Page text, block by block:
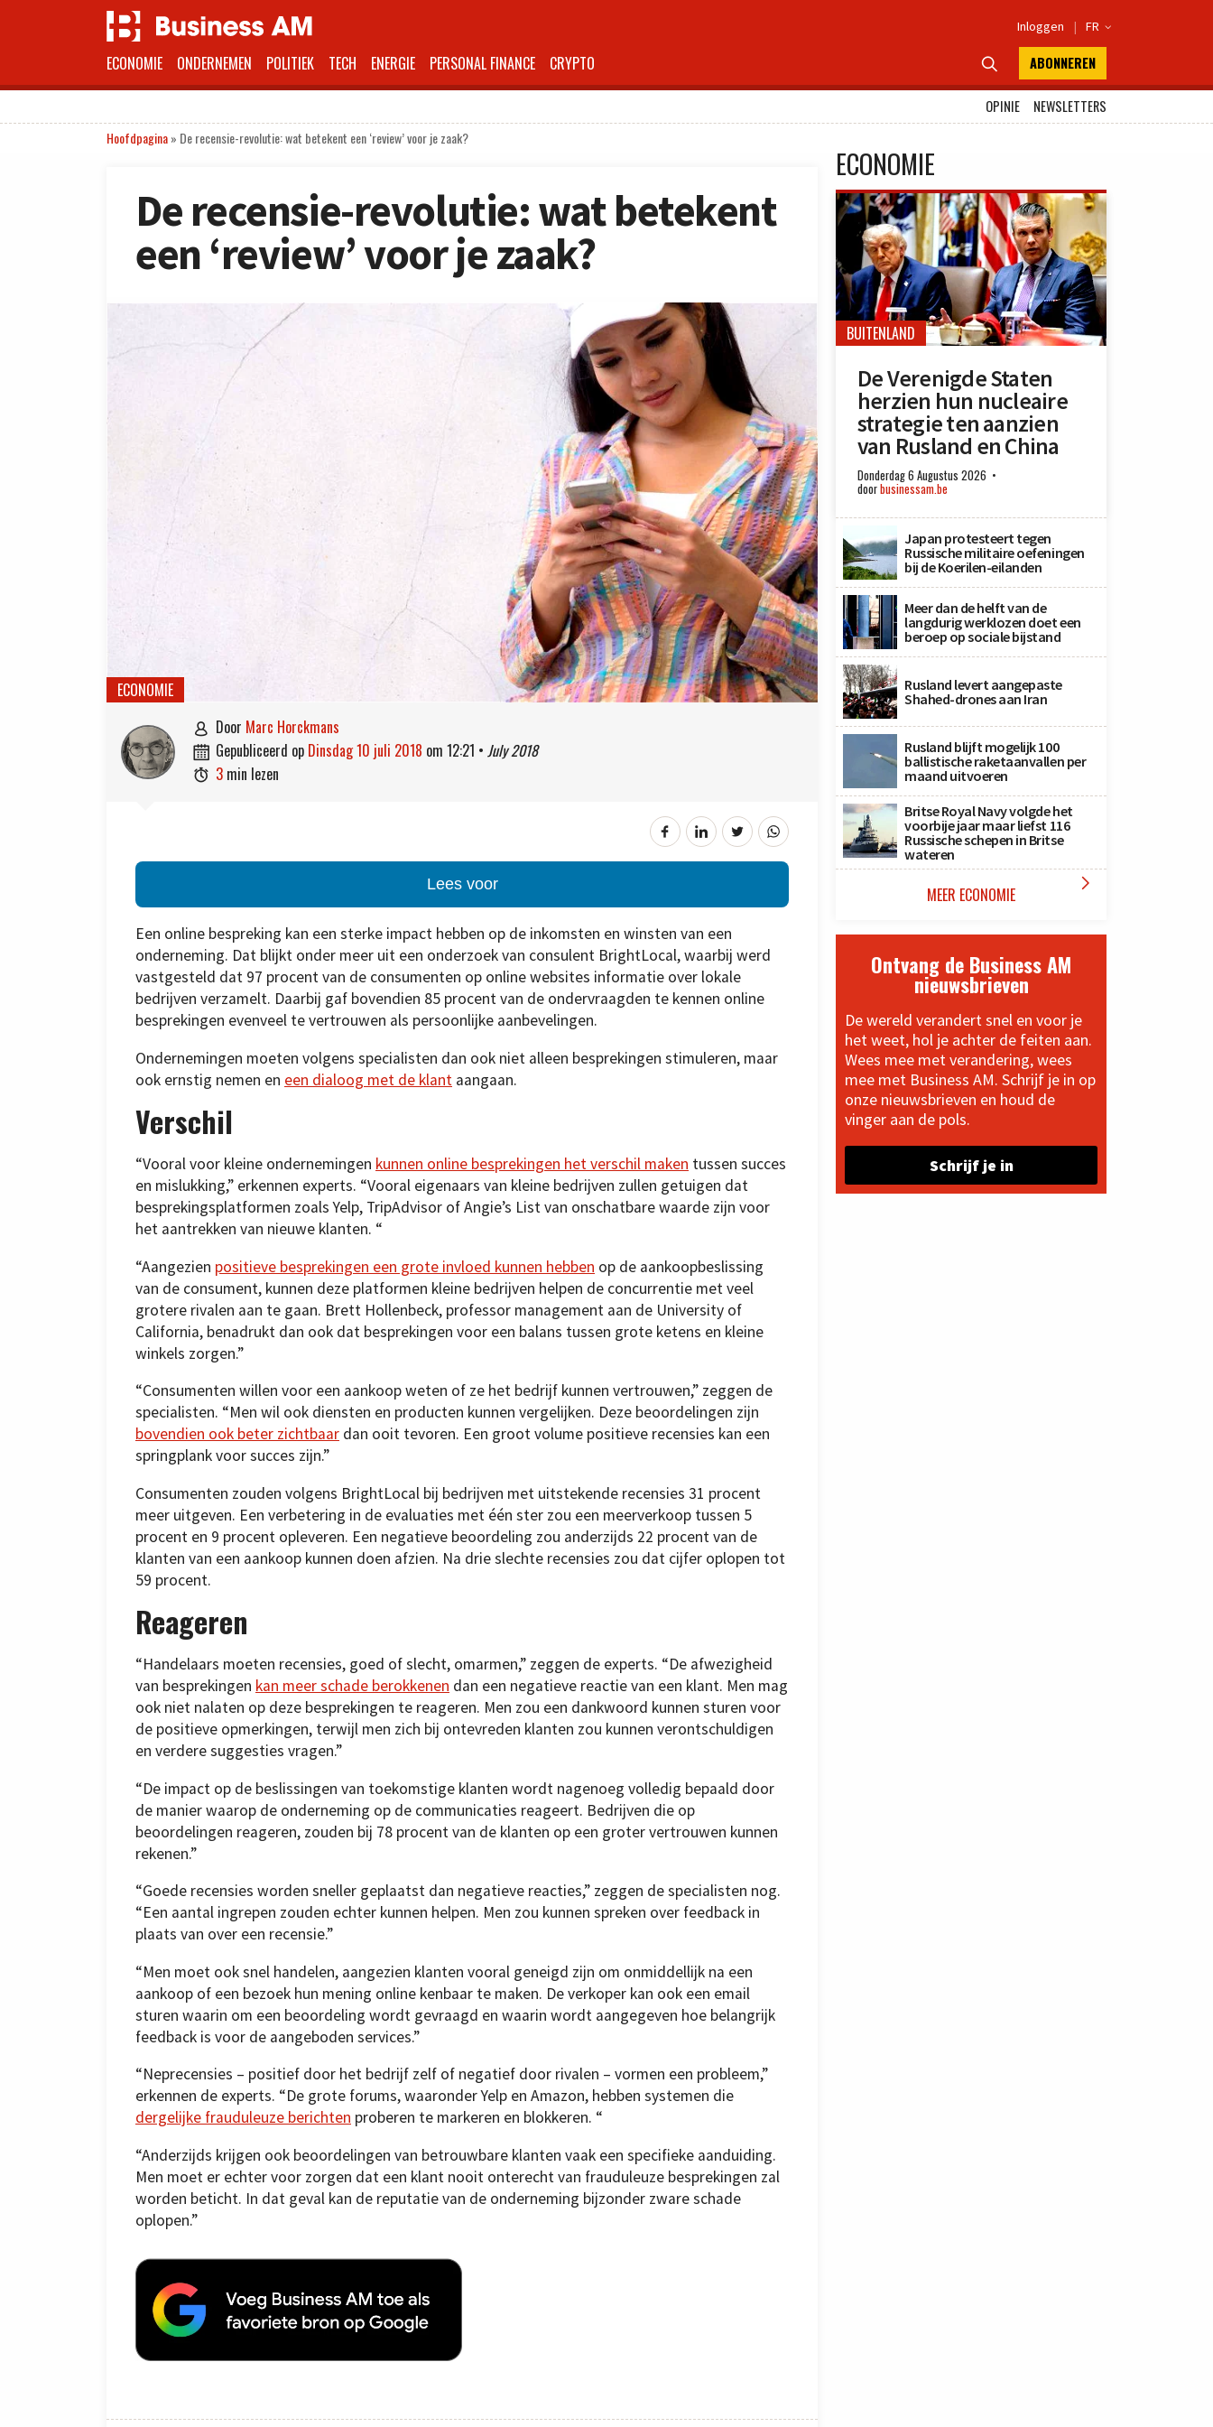
Inloggen | FR 
ECONOMIE ONDERNEMEN POLITIEK TECH ENERGIE PERSONAL FINANCE CRYPTO  ABONNEREN
OPINIE
NEWSLETTERS
Hoofdpagina» De recensie-revolutie: wat betekent een ‘review’ voor je zaak?
De recensie-revolutie: wat betekent
een ‘review’ voor je zaak?
ECONOMIE
 door Marc Horckmans
 gepubliceerd op dinsdag 10 juli 2018 om 12:21 • July 2018
 3 min lezen
Lees voor
Een online bespreking kan een sterke impact hebben op de inkomsten en winsten van een
onderneming. Dat blijkt onder meer uit een onderzoek van consulent BrightLocal, waarbij werd
vastgesteld dat 97 procent van de consumenten op online websites informatie over lokale
bedrijven verzamelt. Daarbij gaf bovendien 85 procent van de ondervraagden te kennen online
besprekingen evenveel te vertrouwen als persoonlijke aanbevelingen.
Ondernemingen moeten volgens specialisten dan ook niet alleen besprekingen stimuleren, maar
ook ernstig nemen en een dialoog met de klant aangaan.
Verschil
“Vooral voor kleine ondernemingen kunnen online besprekingen het verschil maken tussen succes
en mislukking,” erkennen experts. “Vooral eigenaars van kleine bedrijven zullen getuigen dat
besprekingsplatformen zoals Yelp, TripAdvisor of Angie’s List van onschatbare waarde zijn voor
het aantrekken van nieuwe klanten. “
“Aangezien positieve besprekingen een grote invloed kunnen hebben op de aankoopbeslissing
van de consument, kunnen deze platformen kleine bedrijven helpen de concurrentie met veel
grotere rivalen aan te gaan. Brett Hollenbeck, professor management aan de University of
California, benadrukt dan ook dat besprekingen voor een balans tussen grote ketens en kleine
winkels zorgen.”
“Consumenten willen voor een aankoop weten of ze het bedrijf kunnen vertrouwen,” zeggen de
specialisten. “Men wil ook diensten en producten kunnen vergelijken. Deze beoordelingen zijn
bovendien ook beter zichtbaar dan ooit tevoren. Een groot volume positieve recensies kan een
springplank voor succes zijn.”
Consumenten zouden volgens BrightLocal bij bedrijven met uitstekende recensies 31 procent
meer uitgeven. Een verbetering in de evaluaties met één ster zou een meerverkoop tussen 5
procent en 9 procent opleveren. Een negatieve beoordeling zou anderzijds 22 procent van de
klanten van een aankoop kunnen doen afzien. Na drie slechte recensies zou dat cijfer oplopen tot
59 procent.
Reageren
“Handelaars moeten recensies, goed of slecht, omarmen,” zeggen de experts. “De afwezigheid
van besprekingen kan meer schade berokkenen dan een negatieve reactie van een klant. Men mag
ook niet nalaten op deze besprekingen te reageren. Men zou een dankwoord kunnen sturen voor
de positieve opmerkingen, terwijl men zich bij ontevreden klanten zou kunnen verontschuldigen
en verdere suggesties vragen.”
“De impact op de beslissingen van toekomstige klanten wordt nagenoeg volledig bepaald door
de manier waarop de onderneming op de communicaties reageert. Bedrijven die op
beoordelingen reageren, zouden bij 78 procent van de klanten op een groter vertrouwen kunnen
rekenen.”
“Goede recensies worden sneller geplaatst dan negatieve reacties,” zeggen de specialisten nog.
“Een aantal ingrepen zouden echter kunnen helpen. Men zou kunnen spreken over feedback in
plaats van over een recensie.”
“Men moet ook snel handelen, aangezien klanten vooral geneigd zijn om onmiddellijk na een
aankoop of een bezoek hun mening online kenbaar te maken. De verkoper kan ook een email
sturen waarin om een beoordeling wordt gevraagd en waarin wordt aangegeven hoe belangrijk
feedback is voor de aangeboden services.”
“Neprecensies – positief door het bedrijf zelf of negatief door rivalen – vormen een probleem,”
erkennen de experts. “De grote forums, waaronder Yelp en Amazon, hebben systemen die
dergelijke frauduleuze berichten proberen te markeren en blokkeren. “
“Anderzijds krijgen ook beoordelingen van betrouwbare klanten vaak een specifieke aanduiding.
Men moet er echter voor zorgen dat een klant nooit onterecht van frauduleuze besprekingen zal
worden beticht. In dat geval kan de reputatie van de onderneming bijzonder zware schade
oplopen.”
ECONOMIE
BUITENLAND
De Verenigde Staten
herzien hun nucleaire
strategie ten aanzien
van Rusland en China
Donderdag 6 Augustus 2026
doorbusinessam.be
Japan protesteert tegen
Russische militaire oefeningen
bij de Koerilen-eilanden
Meer dan de helft van de
langdurig werklozen doet een
beroep op sociale bijstand
Rusland levert aangepaste
Shahed-drones aan Iran
Rusland blijft mogelijk 100
ballistische raketaanvallen per
maand uitvoeren
Britse Royal Navy volgde het
voorbije jaar maar liefst 116
Russische schepen in Britse
wateren
MEER ECONOMIE 
Ontvang de Business AM
nieuwsbrieven
De wereld verandert snel en voor je
het weet, hol je achter de feiten aan.
Wees mee met verandering, wees
mee met Business AM. Schrijf je in op
onze nieuwsbrieven en houd de
vinger aan de pols.
Schrijf je in